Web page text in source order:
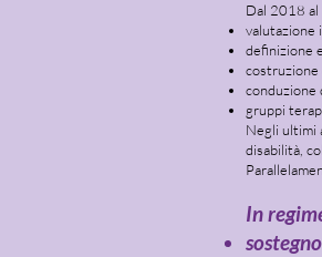
Dal 2018 al
valutazione
definizione
costruzione
conduzione
gruppi
Negli ultimi
disabilità,
In